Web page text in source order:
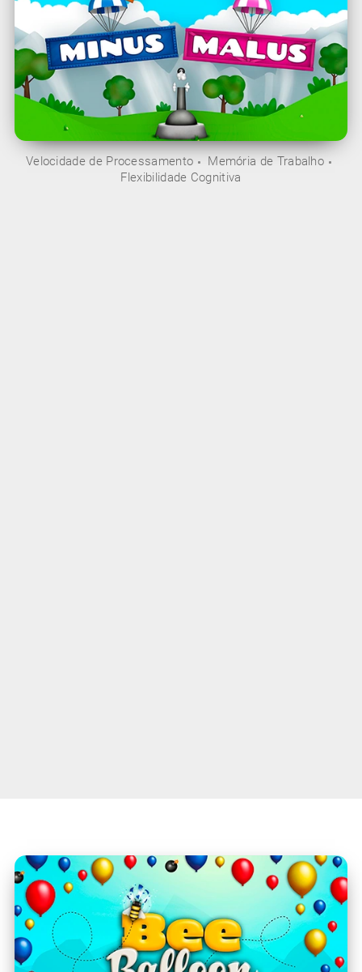
Velocidade de Processamento
Memória de Trabalho
Flexibilidade Cognitiva